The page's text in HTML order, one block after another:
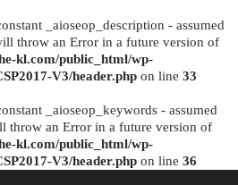
_aioseop_description - assumed
throw an Error in a future version of
kl.com/public_html/wp-
V3/header.php on line 33
_aioseop_keywords - assumed
throw an Error in a future version of
kl.com/public_html/wp-
V3/header.php on line 36